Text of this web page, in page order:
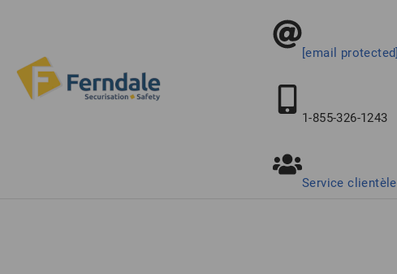
[email protected]
1-855-326-1243
Service clientèle